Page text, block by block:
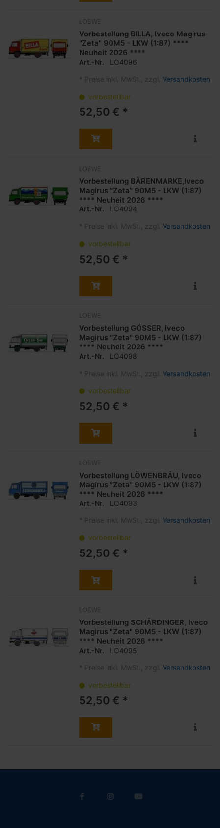
LOEWE
Vorbestellung BILLA, Iveco Magirus
"Zeta" 90M5 - LKW (1:87) ****
Neuheit 2026 ****
Art.-Nr. LO4096
* Preise inkl. MwSt., zzgl. Versandkosten
vorbestellbar
52,50 € *
LOEWE
Vorbestellung BÄRENMARKE,Iveco
Magirus "Zeta" 90M5 - LKW (1:87)
**** Neuheit 2026 ****
Art.-Nr. LO4094
* Preise inkl. MwSt., zzgl. Versandkosten
vorbestellbar
52,50 € *
LOEWE
Vorbestellung GÖSSER, Iveco
Magirus "Zeta" 90M5 - LKW (1:87)
**** Neuheit 2026 ****
Art.-Nr. LO4098
* Preise inkl. MwSt., zzgl. Versandkosten
vorbestellbar
52,50 € *
LOEWE
Vorbestellung LÖWENBRÄU, Iveco
Magirus "Zeta" 90M5 - LKW (1:87)
**** Neuheit 2026 ****
Art.-Nr. LO4093
* Preise inkl. MwSt., zzgl. Versandkosten
vorbestellbar
52,50 € *
LOEWE
Vorbestellung SCHÄRDINGER, Iveco
Magirus "Zeta" 90M5 - LKW (1:87)
**** Neuheit 2026 ****
Art.-Nr. LO4095
* Preise inkl. MwSt., zzgl. Versandkosten
vorbestellbar
52,50 € *